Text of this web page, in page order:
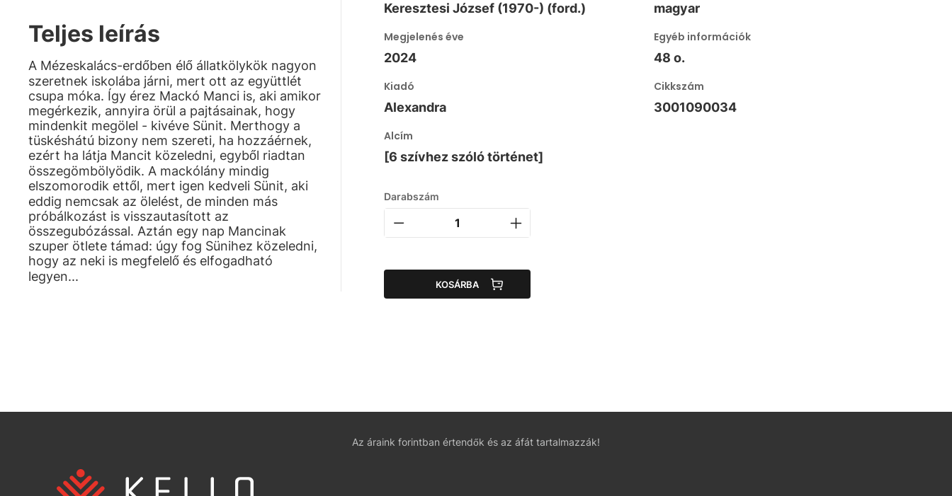
Teljes leírás
A Mézeskalács-erdőben élő állatkölykök nagyon
szeretnek iskolába járni, mert ott az együttlét
csupa móka. Így érez Mackó Manci is, aki amikor
megérkezik, annyira örül a pajtásainak, hogy
mindenkit megölel - kivéve Sünit. Merthogy a
tüskéshátú bizony nem szereti, ha hozzáérnek,
ezért ha látja Mancit közeledni, egyből riadtan
összegömbölyödik. A mackólány mindig
elszomorodik ettől, mert igen kedveli Sünit, aki
eddig nemcsak az ölelést, de minden más
próbálkozást is visszautasított az
összegubózással. Aztán egy nap Mancinak
szuper ötlete támad: úgy fog Sünihez közeledni,
hogy az neki is megfelelő és elfogadható
legyen...
Keresztesi József (1970-) (ford.) magyar
Megjelenés éve
2024
Egyéb információk
48 o.
Kiadó
Alexandra
Cikkszám
3001090034
Alcím
[6 szívhez szóló történet]
Darabszám
KOSÁRBA
Az áraink forintban értendők és az áfát tartalmazzák!